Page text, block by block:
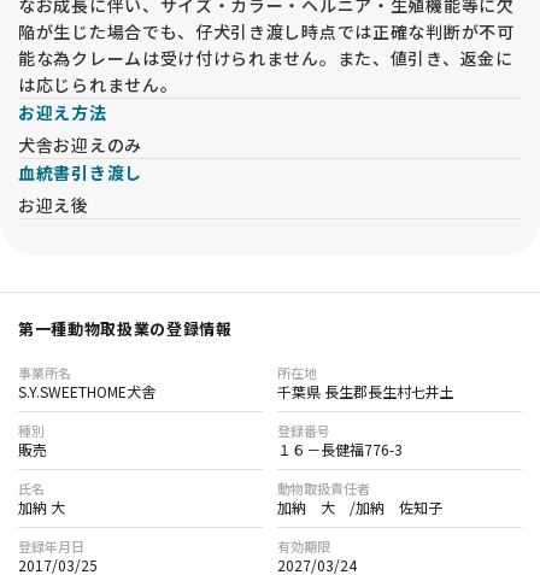
・アパートや共同住宅にお住まいの場合、 動物飼育可能な証明
書 をご提示いただきます。ご提示がない場合は譲渡をお断りし
ます。
・65歳以上の方やお一人暮らしの方は、将来の引受けが可能な
方と同席いただき、承諾書に署名いただきます。（同居の親
族）
・同業者の方は犬舎名を事前にご連絡ください。一度は犬舎に
お越しいただき、現物確認が必須です。これが難しい場合、譲
【オンライン見学について】
ています。通常は関東地方（千葉県、東京都、神奈川県、埼玉
県、茨城県）の方は対象外となります。オンライン見学よりも
実際にお越しいただくことを推奨しています。
・オンライン見学では30分～1時間程度、子犬や親犬、兄弟
犬、犬舎の様子をお伝えします。
・実施には事前の確認事項への回答が必要です。内容によって
はお断りする場合もございます。
【オンライン見学時の注意事項】
なお成長に伴い、サイズ・カラー・ヘルニア・生殖機能等に欠
陥が生じた場合でも、仔犬引き渡し時点では正確な判断が不可
能な為クレームは受け付けられません。また、値引き、返金に
は応じられません。
お迎え方法
犬舎お迎えのみ
血統書引き渡し
お迎え後
第一種動物取扱業の登録情報
事業所名
S.Y.SWEETHOME犬舎
所在地
千葉県 長生郡長生村七井土
種別
販売
登録番号
１６－長健福776-3
氏名
加納 大
動物取扱責任者
加納 大 /加納 佐知子
登録年月日
2017/03/25
有効期限
2027/03/24